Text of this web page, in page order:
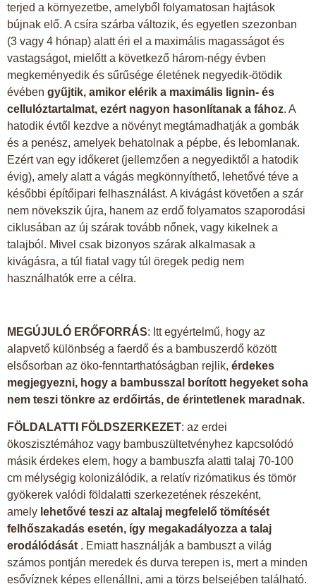
terjed a környezetbe, amelyből folyamatosan hajtások
bújnak elő. A csíra szárba változik, és egyetlen szezonban
(3 vagy 4 hónap) alatt éri el a maximális magasságot és
vastagságot, mielőtt a következő három-négy évben
megkeményedik és sűrűsége életének negyedik-ötödik
évében gyűjtik, amikor elérik a maximális lignin- és
cellulóztartalmat, ezért nagyon hasonlítanak a fához. A
hatodik évtől kezdve a növényt megtámadhatják a gombák
és a penész, amelyek behatolnak a pépbe, és lebomlanak.
Ezért van egy időkeret (jellemzően a negyediktől a hatodik
évig), amely alatt a vágás megkönnyíthető, lehetővé téve a
későbbi építőipari felhasználást. A kivágást követően a szár
nem növekszik újra, hanem az erdő folyamatos szaporodási
ciklusában az új szárak tovább nőnek, vagy kikelnek a
talajból. Mivel csak bizonyos szárak alkalmasak a
kivágásra, a túl fiatal vagy túl öregek pedig nem
használhatók erre a célra.
MEGÚJULÓ ERŐFORRÁS: Itt egyértelmű, hogy az
alapvető különbség a faerdő és a bambuszerdő között
elsősorban az öko-fenntarthatóságban rejlik, érdekes
megjegyezni, hogy a bambusszal borított hegyeket soha
nem teszi tönkre az erdőirtás, de érintetlenek maradnak.
FÖLDALATTI FÖLDSZERKEZET: az erdei
ökoszisztémához vagy bambuszültetvényhez kapcsolódó
másik érdekes elem, hogy a bambuszfa alatti talaj 70-100
cm mélységig kolonizálódik, a relatív rizómatikus és tömör
gyökerek valódi földalatti szerkezetének részeként,
amely lehetővé teszi az altalaj megfelelő tömítését
felhőszakadás esetén, így megakadályozza a talaj
erodálódását . Emiatt használják a bambuszt a világ
számos pontján meredek és durva terepen is, mert a minden
esővíznek képes ellenállni, ami a törzs belsejében található.